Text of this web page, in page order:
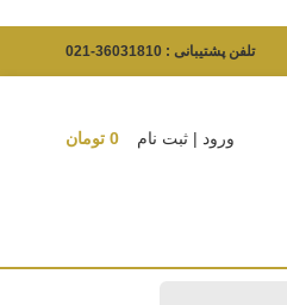
تلفن پشتیبانی : 36031810-021
ورود | ثبت نام 0 تومان